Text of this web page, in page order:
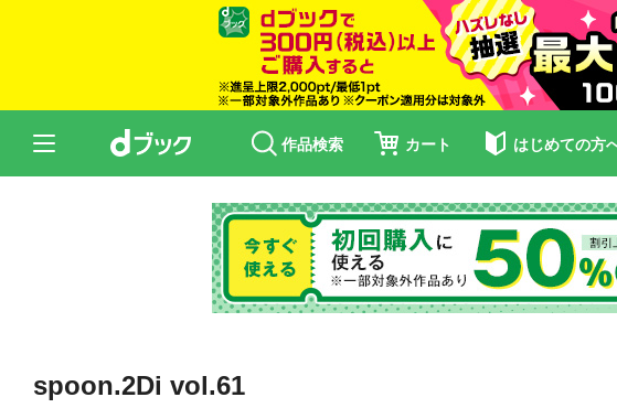
作品検索 カート はじめての方
spoon.2Di vol.61